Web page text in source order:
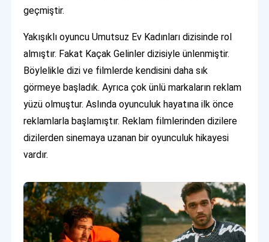
geçmiştir.
Yakışıklı oyuncu Umutsuz Ev Kadınları dizisinde rol
almıştır. Fakat Kaçak Gelinler dizisiyle ünlenmiştir.
Böylelikle dizi ve filmlerde kendisini daha sık
görmeye başladık. Ayrıca çok ünlü markaların reklam
yüzü olmuştur. Aslında oyunculuk hayatına ilk önce
reklamlarla başlamıştır. Reklam filmlerinden dizilere
dizilerden sinemaya uzanan bir oyunculuk hikayesi
vardır.